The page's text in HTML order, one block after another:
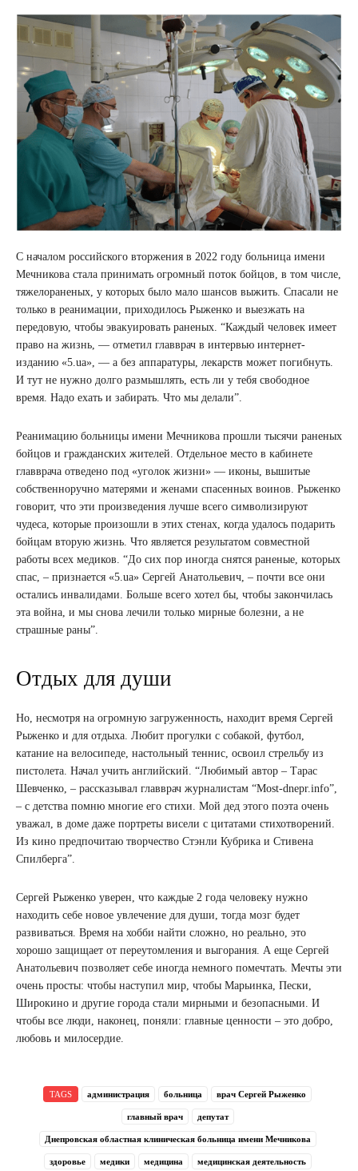
С началом российского вторжения в 2022 году больница имени
Мечникова стала принимать огромный поток бойцов, в том числе,
тяжелораненых, у которых было мало шансов выжить. Спасали не
только в реанимации, приходилось Рыженко и выезжать на
передовую, чтобы эвакуировать раненых. “Каждый человек имеет
право на жизнь, — отметил главврач в интервью интернет-
изданию «5.ua», — а без аппаратуры, лекарств может погибнуть.
И тут не нужно долго размышлять, есть ли у тебя свободное
время. Надо ехать и забирать. Что мы делали”.
Реанимацию больницы имени Мечникова прошли тысячи раненых
бойцов и гражданских жителей. Отдельное место в кабинете
главврача отведено под «уголок жизни» — иконы, вышитые
собственноручно матерями и женами спасенных воинов. Рыженко
говорит, что эти произведения лучше всего символизируют
чудеса, которые произошли в этих стенах, когда удалось подарить
бойцам вторую жизнь. Что является результатом совместной
работы всех медиков. “До сих пор иногда снятся раненые, которых
спас, – признается «5.ua» Сергей Анатольевич, – почти все они
остались инвалидами. Больше всего хотел бы, чтобы закончилась
эта война, и мы снова лечили только мирные болезни, а не
страшные раны”.
Отдых для души
Но, несмотря на огромную загруженность, находит время Сергей
Рыженко и для отдыха. Любит прогулки с собакой, футбол,
катание на велосипеде, настольный теннис, освоил стрельбу из
пистолета. Начал учить английский. “Любимый автор – Тарас
Шевченко, – рассказывал главврач журналистам “Most-dnepr.info”,
– с детства помню многие его стихи. Мой дед этого поэта очень
уважал, в доме даже портреты висели с цитатами стихотворений.
Из кино предпочитаю творчество Стэнли Кубрика и Стивена
Спилберга”.
Сергей Рыженко уверен, что каждые 2 года человеку нужно
находить себе новое увлечение для души, тогда мозг будет
развиваться. Время на хобби найти сложно, но реально, это
хорошо защищает от переутомления и выгорания. А еще Сергей
Анатольевич позволяет себе иногда немного помечтать. Мечты эти
очень просты: чтобы наступил мир, чтобы Марьинка, Пески,
Широкино и другие города стали мирными и безопасными. И
чтобы все люди, наконец, поняли: главные ценности – это добро,
любовь и милосердие.
TAGS администрация больница врач Сергей Рыженко
главный врач депутат
Днепровская областная клиническая больница имени Мечникова
здоровье медики медицина медицинская деятельность